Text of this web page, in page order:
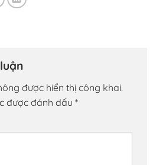
được hiển thị công khai.
được đánh dấu *